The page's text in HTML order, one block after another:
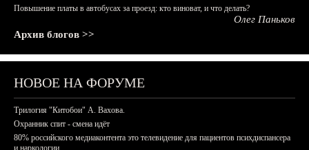
Повышение платы в автобусах за проезд: кто виноват, и что делать?
Олег Паньков
Архив блогов >>
НОВОЕ НА ФОРУМЕ
Трилогия "Китобои" А. Вахова.
Охранник спит - смена идёт
80% российского медиаконтента это телевидение для пациентов психдиспансера
и наркологии.